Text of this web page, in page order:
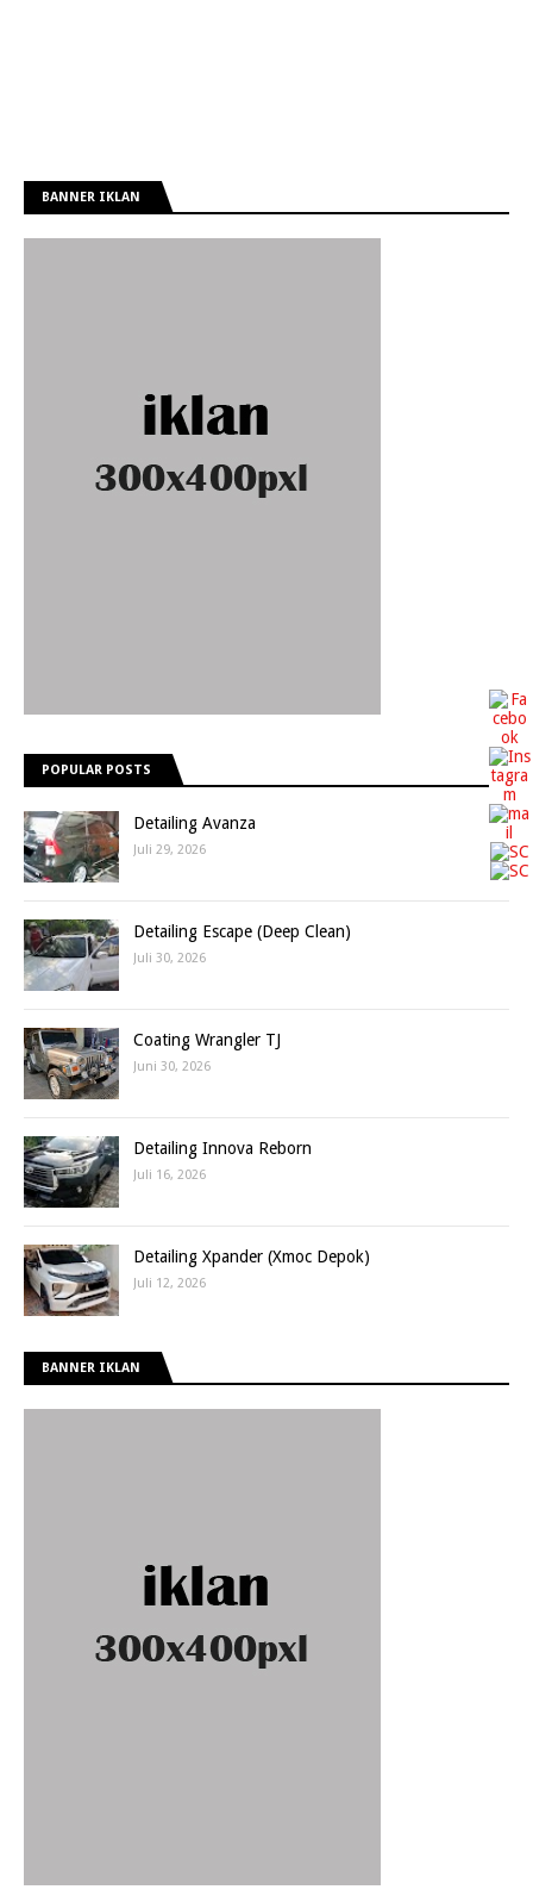
BANNER IKLAN
POPULAR POSTS
Detailing Avanza
Juli 29, 2026
Detailing Escape (Deep Clean)
Juli 30, 2026
Coating Wrangler TJ
Juni 30, 2026
Detailing Innova Reborn
Juli 16, 2026
Detailing Xpander (Xmoc Depok)
Juli 12, 2026
BANNER IKLAN